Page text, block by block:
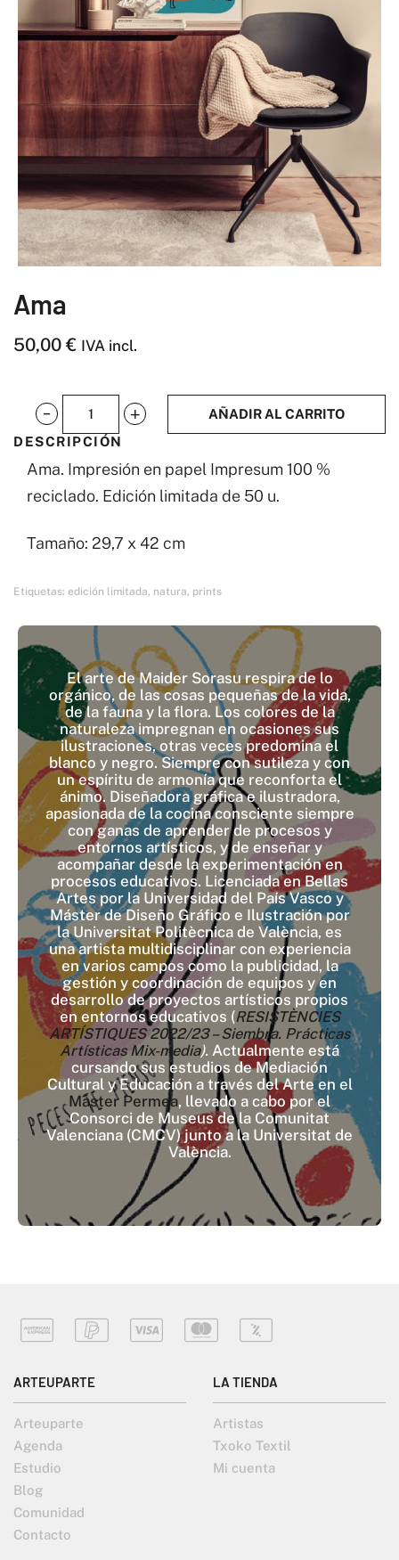
Ama
50,00€ IVA incl.
Ama
cantidad
AÑADIR AL CARRITO
DESCRIPCIÓN
Ama. Impresión en papel Impresum 100 %
reciclado. Edición limitada de 50 u.
Tamaño: 29,7 x 42 cm
Etiquetas: edición limitada, natura, prints
El arte de Maider Sorasu respira de lo
orgánico, de las cosas pequeñas de la vida,
de la fauna y la flora. Los colores de la
naturaleza impregnan en ocasiones sus
ilustraciones, otras veces predomina el
blanco y negro. Siempre con sutileza y con
un espíritu de armonía que reconforta el
ánimo. Diseñadora gráfica e ilustradora,
apasionada de la cocina consciente siempre
con ganas de aprender de procesos y
entornos artísticos, y de enseñar y
acompañar desde la experimentación en
procesos educativos. Licenciada en Bellas
Artes por la Universidad del País Vasco y
Máster de Diseño Gráfico e Ilustración por
la Universitat Politècnica de València, es
una artista multidisciplinar con experiencia
en varios campos como la publicidad, la
gestión y coordinación de equipos y en
desarrollo de proyectos artísticos propios
en entornos educativos (RESISTÈNCIES
ARTÍSTIQUES 2022/23 – Siembra. Prácticas
Artísticas Mix-media). Actualmente está
cursando sus estudios de Mediación
Cultural y Educación a través del Arte en el
Master Permea, llevado a cabo por el
Consorci de Museus de la Comunitat
Valenciana (CMCV) junto a la Universitat de
València.
ARTEUPARTE
Arteuparte
Agenda
Estudio
Blog
Comunidad
Contacto
LA TIENDA
Artistas
Txoko Textil
Mi cuenta